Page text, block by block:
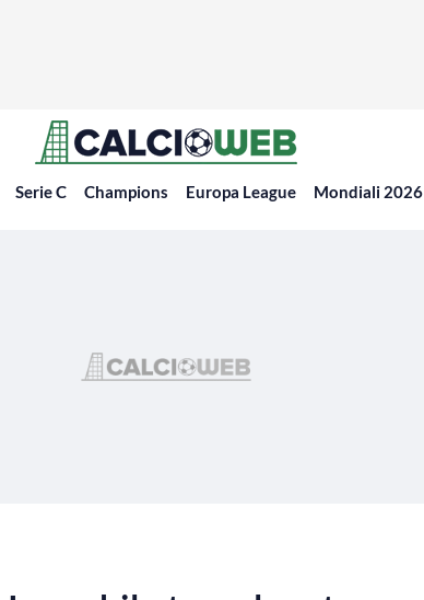
Serie C Champions Europa League Mondiali 2026